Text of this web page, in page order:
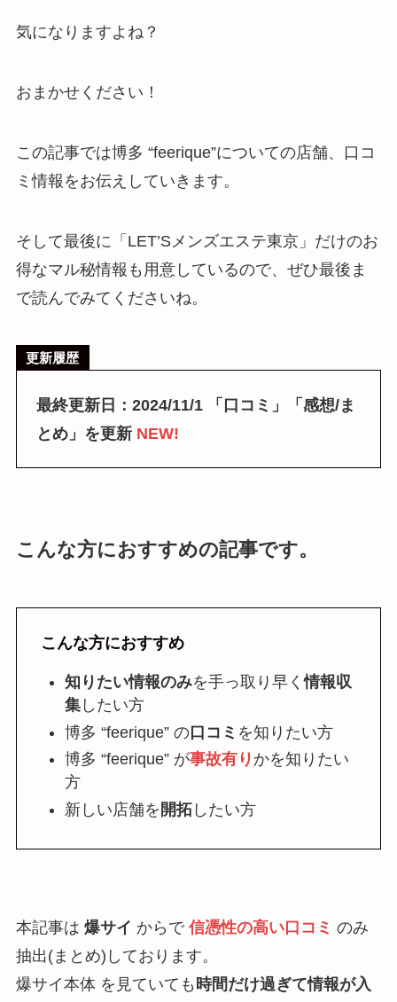
気になりますよね？
おまかせください！
この記事では博多 “feerique”についての店舗、口コ
ミ情報をお伝えしていきます。
そして最後に「LET’Sメンズエステ東京」だけのお
得なマル秘情報も用意しているので、ぜひ最後ま
で読んでみてくださいね。
更新履歴
最終更新日：2024/11/1 「口コミ」「感想/ま
とめ」を更新 NEW!
こんな方におすすめの記事です。
こんな方におすすめ
知りたい情報のみを手っ取り早く情報収
集したい方
博多 “feerique” の口コミ を知りたい方
博多 “feerique” が事故有り かを知りたい
方
新しい店舗を 開拓したい方
本記事は 爆サイ からで 信憑性の高い口コミ のみ
抽出(まとめ)しております。
爆サイ本体 を見ていても 時間だけ過ぎて情報が入